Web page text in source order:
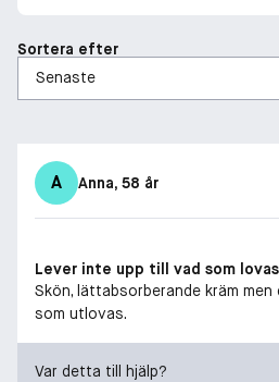
varit dedikerad till att lösa
erfarenhet utvecklar våra in-house
hudvårdsexperter produkter som är
Skincare Since 1992.
Sortera efter
A Anna, 58 år
Lever inte upp till vad som lovas
Skön, lättabsorberande kräm
som utlovas.
Var detta till hjälp?